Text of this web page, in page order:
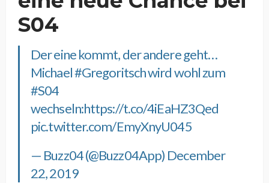
S04
Der eine kommt, der andere geht…
Michael#Gregoritschwird wohl zum
#S04
wechseln:https://t.co/4iEaHZ3Qed
pic.twitter.com/EmyXnyU045
— Buzz04 (@Buzz04App) December
22, 2019